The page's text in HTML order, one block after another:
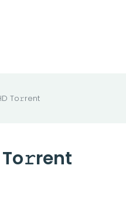
To𝚛rent
To𝚛rent